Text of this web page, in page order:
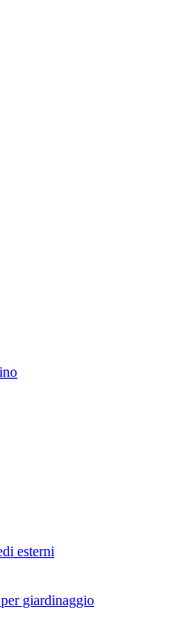
esterni
giardinaggio